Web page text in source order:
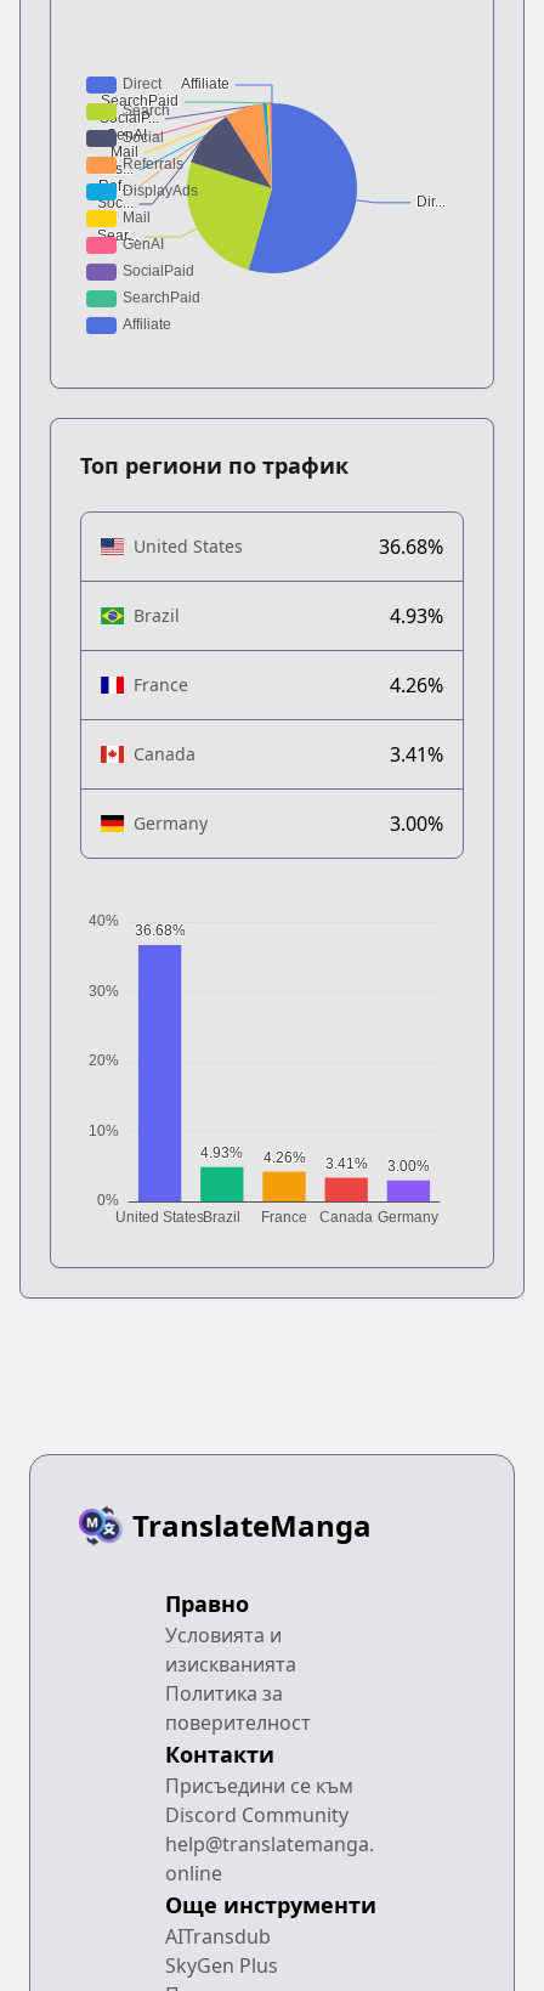
Топ региони по трафик
United States 36.68%
Brazil 4.93%
France 4.26%
Canada 3.41%
Germany 3.00%
TranslateManga
Правно
Условията и
изискванията
Политика за
поверителност
Контакти
Присъедини се към
Discord Community
help@translatemanga.
online
Още инструменти
AITransdub
SkyGen Plus